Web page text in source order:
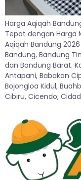
Harga Aqiqah
Tepat dengan Harga
Aqiqah Bandung
Bandung, Bandung
dan Bandung Barat.
Antapani, Babakan
Bojongloa Kidul,
Cibiru, Cicendo,